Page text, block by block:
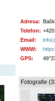
Adresa:
Telefon:
Email:
WWW:
GPS:
Fotografie